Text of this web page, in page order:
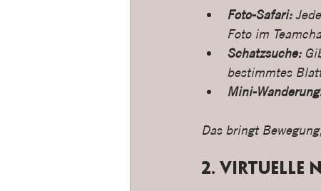
Foto-Safari:
Foto im
Schatzsuche:
bestimmtes
Mini-
Das bringt
2. Virtuelle